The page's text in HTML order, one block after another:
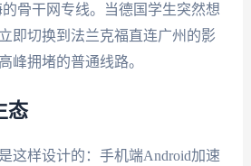
骨干网专线。当德国学生突然想
即切换到法兰克福直连广州的影
峰拥堵的普通线路。
态
这样设计的：手机端Android加速